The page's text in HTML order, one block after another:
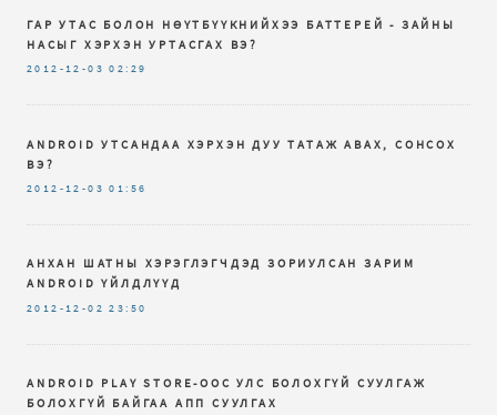
ГАР УТАС БОЛОН НӨҮТБҮҮКНИЙХЭЭ БАТТЕРЕЙ - ЗАЙНЫ
НАСЫГ ХЭРХЭН УРТАСГАХ ВЭ?
2012-12-03 02:29
ANDROID УТСАНДАА ХЭРХЭН ДУУ ТАТАЖ АВАХ, СОНСОХ
ВЭ?
2012-12-03 01:56
АНХАН ШАТНЫ ХЭРЭГЛЭГЧДЭД ЗОРИУЛСАН ЗАРИМ
ANDROID ҮЙЛДЛҮҮД
2012-12-02 23:50
ANDROID PLAY STORE-ООС УЛС БОЛОХГҮЙ СУУЛГАЖ
БОЛОХГҮЙ БАЙГАА АПП СУУЛГАХ